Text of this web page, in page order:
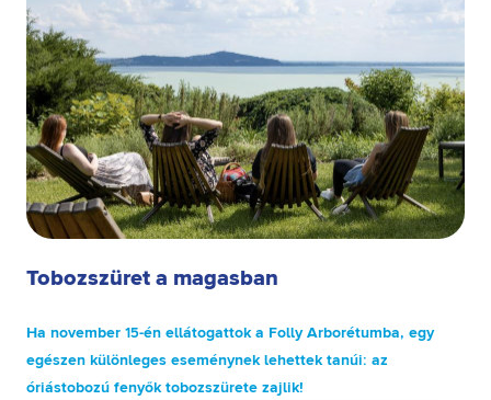
Tobozszüret a magasban
Ha november 15-én ellátogattok a Folly Arborétumba, egy
egészen különleges eseménynek lehettek tanúi: az
óriástobozú fenyők tobozszürete zajlik!